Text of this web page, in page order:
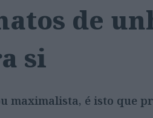
de
si
maximalista, é isto que